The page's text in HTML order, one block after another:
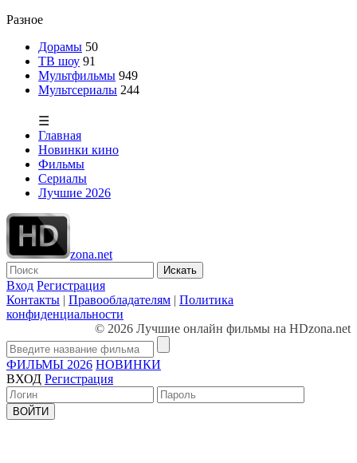
Разное
Дорамы 50
ТВ шоу 91
Мультфильмы 949
Мультсериалы 244
☰
Главная
Новинки кино
Фильмы
Сериалы
Лучшие 2026
zona.net
Искать
Вход Регистрация
Контакты | Правообладателям | Политика
конфиденциальности
© 2026 Лучшие онлайн фильмы на HDzona.net
ФИЛЬМЫ 2026 НОВИНКИ
ВХОД Регистрация